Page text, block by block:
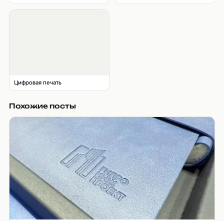
Цифровая печать
Похожие посты